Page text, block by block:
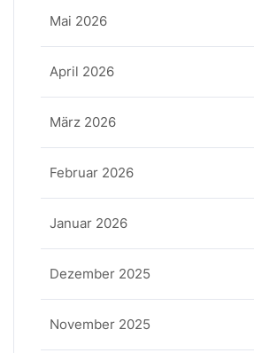
Mai 2026
April 2026
März 2026
Februar 2026
Januar 2026
Dezember 2025
November 2025